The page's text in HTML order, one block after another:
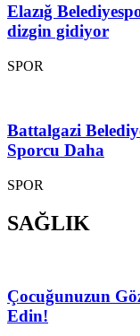
Elazığ
dizgin gidiyor
SPOR
Battalgazi
Sporcu Daha
SPOR
SAĞLIK
Çocuğunuzun
Edin!